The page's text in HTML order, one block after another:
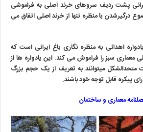
پشت ردیف سروهای خرند اصلی به فراموشی
درگیرشدن با منظره تنها از خرند اصلی اتفاق می
اهدائی به منظره نگاری باغ ایرانی است که
معماری سبز را فراموش می کند. این یادواره ها از
متحدالشکل میتوانند به تعریف از یک حجم بزرگ
پیکره قابل توجه خود باشند.